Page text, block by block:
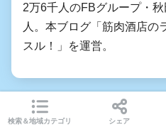
2万6千人のFBグループ・
人。本ブログ「筋肉酒店の
スル！」を運営。
前の記事
検索＆地域カテゴリ シェア